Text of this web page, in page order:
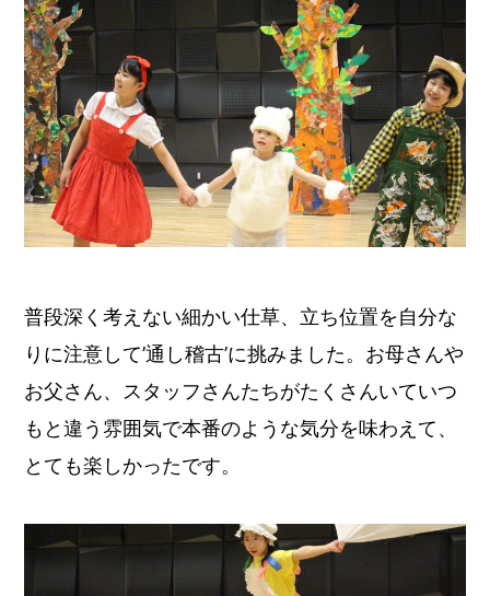
普段深く考えない細かい仕草、立ち位置を自分な
りに注意して’通し稽古’に挑みました。お母さんや
お父さん、スタッフさんたちがたくさんいていつ
もと違う雰囲気で本番のような気分を味わえて、
とても楽しかったです。